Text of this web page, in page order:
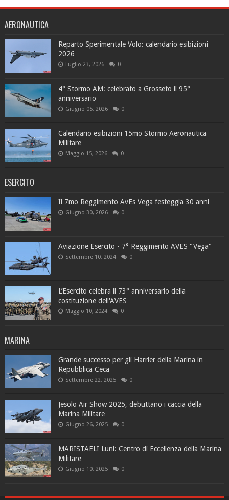
AERONAUTICA
Reparto Sperimentale Volo: calendario esibizioni
2026
Luglio 23, 2026 0
4° Stormo AM: celebrato a Grosseto il 95°
anniversario
Giugno 05, 2026 0
Calendario esibizioni 15mo Stormo Aeronautica
Militare
Maggio 15, 2026 0
ESERCITO
Il 7mo Reggimento AvEs Vega festeggia 30 anni
Giugno 30, 2026 0
Aviazione Esercito - 7° Reggimento AVES "Vega"
Settembre 10, 2024 0
L’Esercito celebra il 73° anniversario della
costituzione dell'AVES
Maggio 10, 2024 0
MARINA
Grande successo per gli Harrier della Marina in
Repubblica Ceca
Settembre 22, 2025 0
Jesolo Air Show 2025, debuttano i caccia della
Marina Militare
Giugno 26, 2025 0
MARISTAELI Luni: Centro di Eccellenza della Marina
Militare
Giugno 10, 2025 0